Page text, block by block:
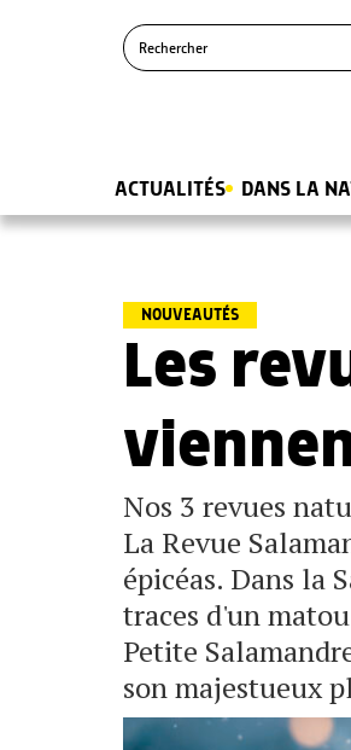
ACTUALITÉS DANS LA
NOUVEAUTÉS
Les
Nos 3 revues
La Revue
épicéas. Dans la
traces d'un
Petite
son majestueux